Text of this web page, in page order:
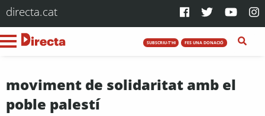
directa.cat
SUBSCRIU-T'HI FES UNA DONACIÓ
moviment de solidaritat amb el
poble palestí